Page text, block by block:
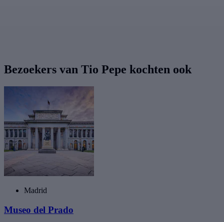
Bezoekers van Tio Pepe kochten ook
Madrid
Museo del Prado